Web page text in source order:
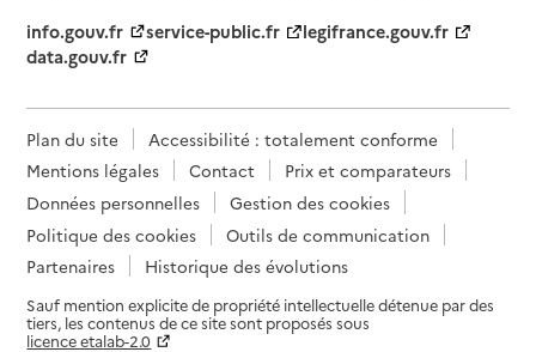
info.gouv.fr
service-public.fr
legifrance.gouv.fr
data.gouv.fr
Plan du site
Accessibilité : totalement conforme
Mentions légales
Contact
Prix et comparateurs
Données personnelles
Gestion des cookies
Politique des cookies
Outils de communication
Partenaires
Historique des évolutions
Sauf mention explicite de propriété intellectuelle détenue par des
tiers, les contenus de ce site sont proposés sous
licence etalab-2.0